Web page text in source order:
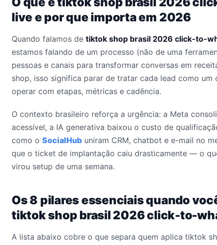
live e por que importa em 2026
Quando falamos de tiktok shop brasil 2026 click-to-
estamos falando de um processo (não de uma
pessoas e canais para transformar conversas em
shop, isso significa parar de tratar cada lead como um
operar com etapas, métricas e cadência.
O contexto brasileiro reforça a urgência: a Meta
acessível, a IA generativa baixou o custo de
como o SocialHub uniram CRM, chatbot e e-mail no
que o ticket de implantação caiu drasticamente — o
virou setup de uma semana.
Os 8 pilares essenciais quando
tiktok shop brasil 2026 click-to-
A lista abaixo cobre o que separa quem aplica tiktok